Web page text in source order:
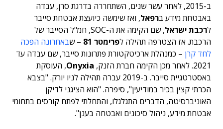
ב-2015, לאחר עשר שנים, השתחררה בדרגת סרן, עבדה
באבטחת מידע ברפאל, ואז שימשה כיועצת אבטחת סייבר
לרכבת ישראל
, שם הקימה את ה-SOC, חמ"ל הסייבר של
הרכבת. אז הצטרפה תהילה לפרימטר 81 – שבאחרונה הפכה
לחד קרן – כמנהלת ארכיטקטורת פתרונות סייבר, שם עבדה עד
2021. לאחר מכן הקימה חברת הזנק,
Onyxia, העוסקת
באסטרטגיית סייבר. ב-2019 עברה תהילה לניו יורק. "בצבא
הכרתי קצין בכיר במודיעין", סיפרה. "הוא הציגני לדיקן
האוניברסיטה, הדברים התגלגלו, והתחלתי לפתח קורסים בתחומי
אבטחת מידע, ניהול סיכונים ואבטחה בענן".